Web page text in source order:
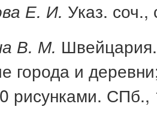
Е. И. Указ. соч.,
В. М.
города и
рисунками. СПб.,